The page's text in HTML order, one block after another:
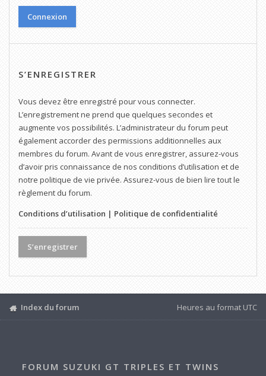
S’ENREGISTRER
Vous devez être enregistré pour vous connecter.
L’enregistrement ne prend que quelques secondes et
augmente vos possibilités. L’administrateur du forum peut
également accorder des permissions additionnelles aux
membres du forum. Avant de vous enregistrer, assurez-vous
d’avoir pris connaissance de nos conditions d’utilisation et de
notre politique de vie privée. Assurez-vous de bien lire tout le
règlement du forum.
Conditions d’utilisation | Politique de confidentialité
S’enregistrer
Index du forum Heures au format UTC
FORUM SUZUKI GT TRIPLES ET TWINS